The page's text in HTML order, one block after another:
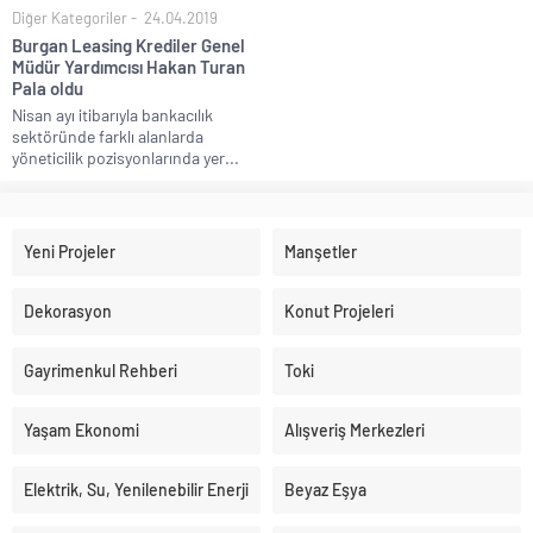
Diğer Kategoriler 24.04.2019
Burgan Leasing Krediler Genel
Müdür Yardımcısı Hakan Turan
Pala oldu
Nisan ayı itibarıyla bankacılık
sektöründe farklı alanlarda
yöneticilik pozisyonlarında yer...
Yeni Projeler Manşetler
Dekorasyon Konut Projeleri
Gayrimenkul Rehberi Toki
Yaşam Ekonomi Alışveriş Merkezleri
Elektrik, Su, Yenilenebilir Enerji Beyaz Eşya